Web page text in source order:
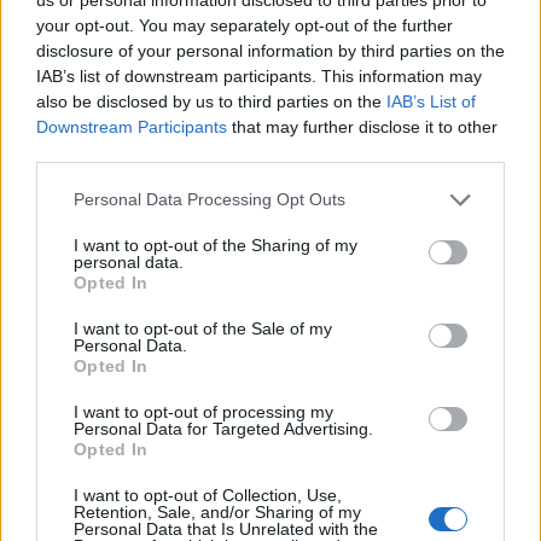
your opt-out. You may separately opt-out of the further
disclosure of your personal information by third parties on the
IAB’s list of downstream participants. This information may
also be disclosed by us to third parties on the IAB’s List of
Downstream Participants that may further disclose it to other
Personal Data Processing Opt Outs
I want to opt-out of the Sharing of my
personal data.
Opted In
I want to opt-out of the Sale of my
Personal Data.
Opted In
I want to opt-out of processing my
Personal Data for Targeted Advertising.
Opted In
I want to opt-out of Collection, Use,
Retention, Sale, and/or Sharing of my
Personal Data that Is Unrelated with the
pasi ndizet? Psikologjia e
shpjegon këtë zakon
ndryshuan mënyrën si i
shihte njerëzit
Njihni një person që e
kthen çdo bisedë te vetja?
pas kësaj sjelljeje
Çfarë na shtyn të ruajmë
Mungesa e miqve të afërt
Konfirmohet një rast me